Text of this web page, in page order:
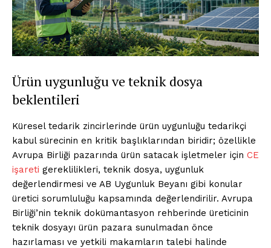
Ürün uygunluğu ve teknik dosya
beklentileri
Küresel tedarik zincirlerinde ürün uygunluğu tedarikçi
kabul sürecinin en kritik başlıklarından biridir; özellikle
Avrupa Birliği pazarında ürün satacak işletmeler için CE
işareti gereklilikleri, teknik dosya, uygunluk
değerlendirmesi ve AB Uygunluk Beyanı gibi konular
üretici sorumluluğu kapsamında değerlendirilir. Avrupa
Birliği’nin teknik dokümantasyon rehberinde üreticinin
teknik dosyayı ürün pazara sunulmadan önce
hazırlaması ve yetkili makamların talebi halinde